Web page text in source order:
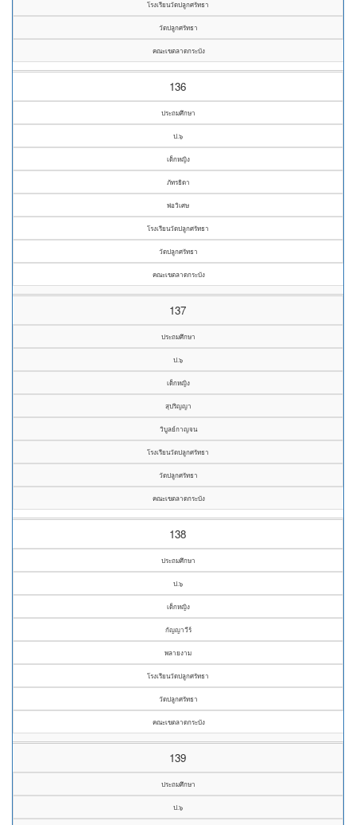
โรงเรียนวัดปลูกศรัทธา
วัดปลูกศรัทธา
คณะเขตลาดกระบัง
136
ประถมศึกษา
ป.๖
เด็กหญิง
ภัทรธิดา
พ่อวิเศษ
โรงเรียนวัดปลูกศรัทธา
วัดปลูกศรัทธา
คณะเขตลาดกระบัง
137
ประถมศึกษา
ป.๖
เด็กหญิง
สุปริญญา
วิบูลย์กาญจน
โรงเรียนวัดปลูกศรัทธา
วัดปลูกศรัทธา
คณะเขตลาดกระบัง
138
ประถมศึกษา
ป.๖
เด็กหญิง
กัญญาวีร์
พลายงาม
โรงเรียนวัดปลูกศรัทธา
วัดปลูกศรัทธา
คณะเขตลาดกระบัง
139
ประถมศึกษา
ป.๖